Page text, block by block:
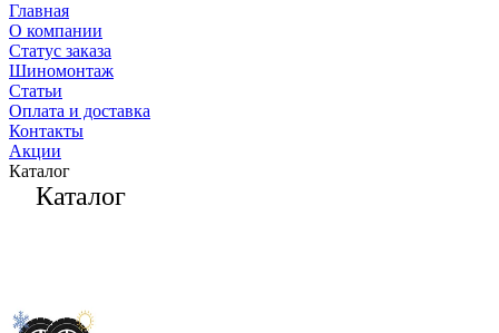
Главная
О компании
Статус заказа
Шиномонтаж
Статьи
Оплата и доставка
Контакты
Акции
Каталог
Каталог